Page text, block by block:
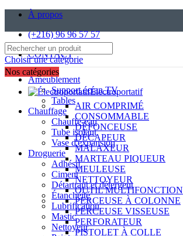
À propos
(+216) 96 96 57 57
CONTACT
Choisir une catégorie
Ameublement
Support écran TV
Tables
Chauffage
Chauffe-eau
Tube isolant
Vase d'expansion
Droguerie
Adhésif
Ciment
Détartrant et détergent
Étanchéité
Lubrification
Mastic
Nettoyeur
Nos catégories
Électroportatif
AIR COMPRIMÉ
CONSOMMABLE
DÉFONCEUSE
DÉCAPEUR
MALAXEUR
MARTEAU PIQUEUR
MEULEUSE
NETTOYEUR
OUTIL MULTIFONCTION
PERCEUSE À COLONNE
PERCEUSE VISSEUSE
PERFORATEUR
PISTOLET À COLLE